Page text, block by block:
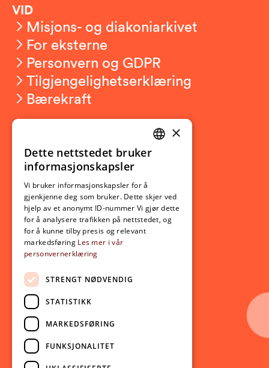
VID
Misjons- og diakoniarkivet
For eksterne
Personvern og GDPR
Tilgjengelighetserklæring
Bærekraft
Ny student
Utveksling
Opptak
Lov- og regelverk
Aktuelt
Nyheter
Arrangementer
Nyhetsbrev
Ledige stillinger
Følg oss på sosiale medier:
Facebook
Instagram
NORWEGIAN
×
Dette nettstedet bruker
informasjonskapsler
Vi bruker informasjonskapsler for å
gjenkjenne deg som bruker. Dette skjer ved
hjelp av et anonymt ID-nummer Vi gjør dette
for å analysere trafikken på nettstedet, og
for å kunne tilby presis og relevant
markedsføring Les mer i vår
personvernerklæring
STRENGT NØDVENDIG
STATISTIKK
MARKEDSFØRING
FUNKSJONALITET